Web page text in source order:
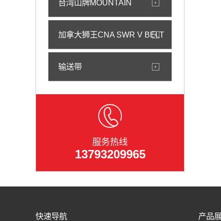
台湾山牌MOUNTAIN
加拿大狮王CNA SWR V BELT
输送带
服务热线
13793209965
快速导航 产品